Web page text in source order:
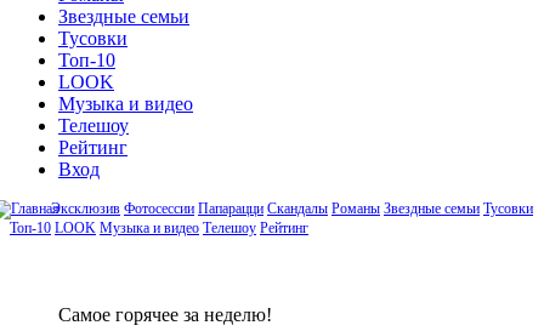
Звездные семьи
Тусовки
Топ-10
LOOK
Музыка и видео
Телешоу
Рейтинг
Вход
Эксклюзив Фотосессии Папарацци Скандалы Романы Звездные семьи Тусовки
Топ-10 LOOK Музыка и видео Телешоу Рейтинг
Сaмое гoрячее за неделю!